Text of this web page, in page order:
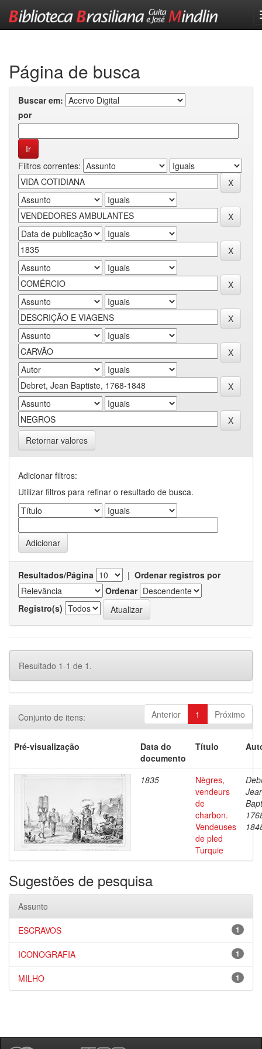
Página de busca
Buscar em:
por
Filtros correntes:
Retornar valores
Adicionar filtros:
Utilizar filtros para refinar o resultado de busca.
Resultados/Página | Ordenar registros por
Ordenar
Registro(s)
Resultado 1-1 de 1.
Anterior 1 Próximo
Conjunto de itens:
Pré-visualização
Data do
documento
Título
1835
Nègres,
vendeurs
de
charbon.
Vendeuses
de pled
Turquie
Sugestões de pesquisa
Assunto
1
ESCRAVOS
1
ICONOGRAFIA
1
MILHO